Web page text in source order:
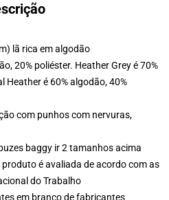
lã rica em algodão
20% poliéster. Heather Grey é 70%
Heather é 60% algodão, 40%
com punhos com nervuras,
baggy ir 2 tamanhos acima
é avaliada de acordo com as
do Trabalho
em branco de fabricantes